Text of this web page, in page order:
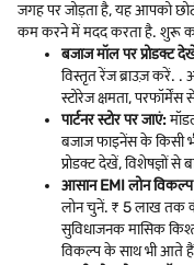
जगह पर जोड़ता है, यह आपको
कम करने में मदद करता है. शुरू
बजाज मॉल पर प्रोडक्ट
विस्तृत रेंज ब्राउज़ करें. .
स्टोरेज क्षमता,
पार्टनर स्टोर पर जाएं:
बजाज फाइनेंस के किसी
प्रोडक्ट देखें, विशेषज्ञों
आसान EMI लोन
लोन चुनें. ₹ 5 लाख तक
सुविधाजनक मासिक
विकल्प के साथ भी आते